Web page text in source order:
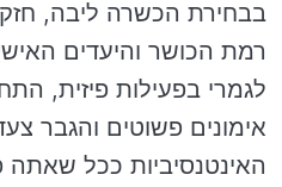
בבחירת הכשרה ליבה,
רמת הכושר והיעדים
לגמרי בפעילות פיזית,
אימונים פשוטים והגבר
האינטנסיביות ככל